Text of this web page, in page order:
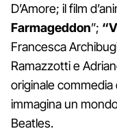
D’Amore; il film
Farmageddon”;
Francesca
Ramazzotti e
originale commedia
immagina un
Beatles.